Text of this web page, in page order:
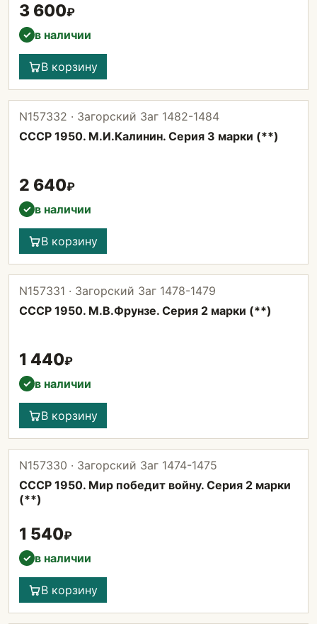
3 600₽
✓ в наличии
В корзину
N157332 · Загорский Заг 1482-1484
СССР 1950. М.И.Калинин. Серия 3 марки (**)
2 640₽
✓ в наличии
В корзину
N157331 · Загорский Заг 1478-1479
СССР 1950. М.В.Фрунзе. Серия 2 марки (**)
1 440₽
✓ в наличии
В корзину
N157330 · Загорский Заг 1474-1475
СССР 1950. Мир победит войну. Серия 2 марки
(**)
1 540₽
✓ в наличии
В корзину